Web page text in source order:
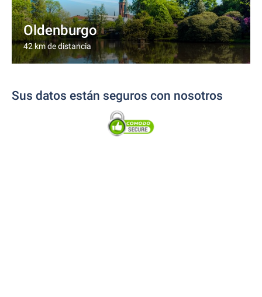
Oldenburgo
42 km de distancia
Sus datos están seguros con nosotros